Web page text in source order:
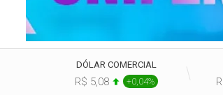
DÓLAR COMERCIAL
R$ 5,08 +0,04%